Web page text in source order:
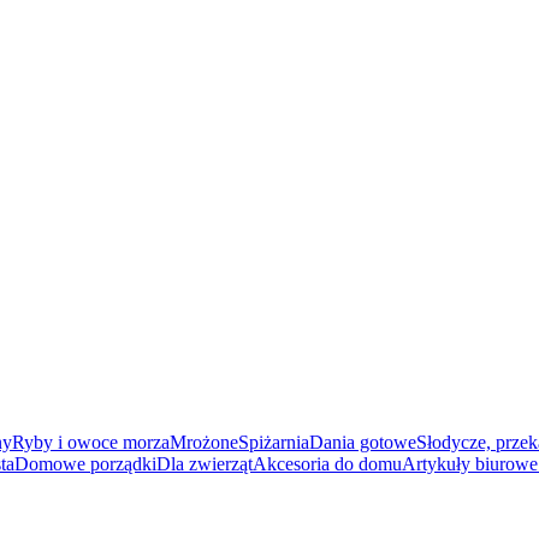
Ryby i owoce morzaMrożoneSpiżarniaDania gotoweSłodycze,
Domowe porządkiDla zwierzątAkcesoria do domuArtykuły